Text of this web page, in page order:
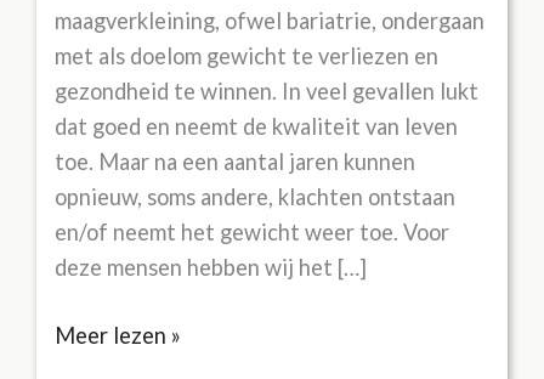
maagverkleining, ofwel bariatrie, ondergaan
met als doelom gewicht te verliezen en
gezondheid te winnen. In veel gevallen lukt
dat goed en neemt de kwaliteit van leven
toe. Maar na een aantal jaren kunnen
opnieuw, soms andere, klachten ontstaan
en/of neemt het gewicht weer toe. Voor
deze mensen hebben wij het […]
Avontuurlijk
Meer lezen »